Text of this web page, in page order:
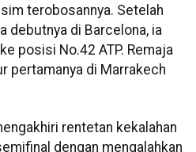
terobosannya. Setelah
debutnya di Barcelona, ​​ia
posisi No.42 ATP. Remaja
pertamanya di Marrakech
rentetan kekalahan
dengan mengalahkan